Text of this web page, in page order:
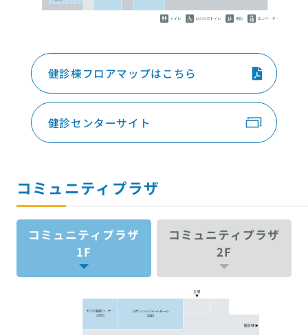
健診棟フロアマップはこちら
健診センターサイト
コミュニティプラザ
コミュニティプラザ
1F
コミュニティプラザ
2F